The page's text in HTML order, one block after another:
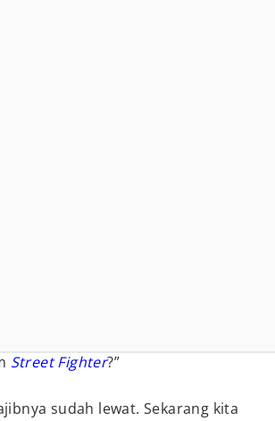
Street Fighter?”
sudah lewat. Sekarang kita